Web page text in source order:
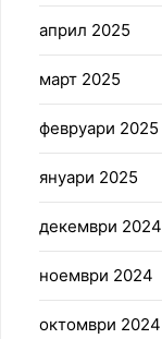
април 2025
март 2025
февруари 2025
януари 2025
декември 2024
ноември 2024
октомври 2024